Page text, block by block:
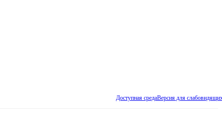
Доступная средаВерсия для